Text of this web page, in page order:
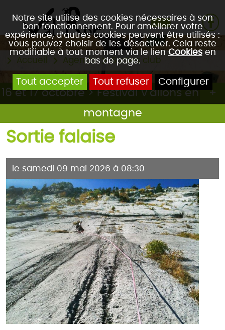
Notre site utilise des cookies nécessaires à son
bon fonctionnement. Pour améliorer votre
expérience, d’autres cookies peuvent être utilisés :
vous pouvez choisir de les désactiver. Cela reste
modifiable à tout moment via le lien Cookiesen
bas de page.
Tout accepter Tout refuser Configurer
Accueil Agenda Sorties club
16 et 17 octobre > Festival V'allons en
montagne
Sortie falaise
le samedi 09 mai 2026 à 08:30